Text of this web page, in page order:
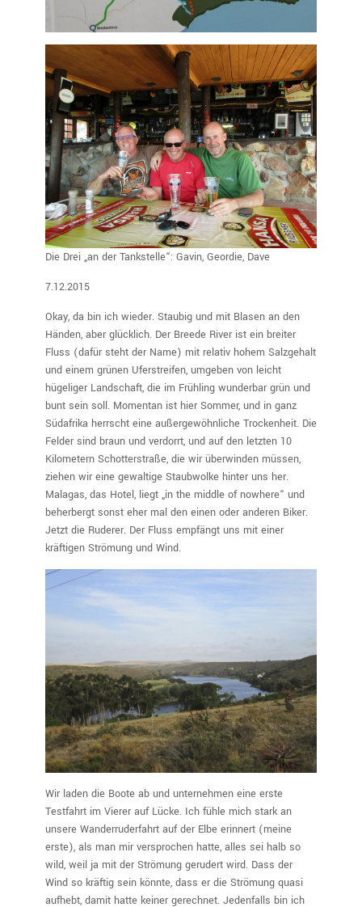
Die Drei „an der Tankstelle“: Gavin, Geordie, Dave
7.12.2015
Okay, da bin ich wieder. Staubig und mit Blasen an den
Händen, aber glücklich. Der Breede River ist ein breiter
Fluss (dafür steht der Name) mit relativ hohem Salzgehalt
und einem grünen Uferstreifen, umgeben von leicht
hügeliger Landschaft, die im Frühling wunderbar grün und
bunt sein soll. Momentan ist hier Sommer, und in ganz
Südafrika herrscht eine außergewöhnliche Trockenheit. Die
Felder sind braun und verdorrt, und auf den letzten 10
Kilometern Schotterstraße, die wir überwinden müssen,
ziehen wir eine gewaltige Staubwolke hinter uns her.
Malagas, das Hotel, liegt „in the middle of nowhere“ und
beherbergt sonst eher mal den einen oder anderen Biker.
Jetzt die Ruderer. Der Fluss empfängt uns mit einer
kräftigen Strömung und Wind.
Wir laden die Boote ab und unternehmen eine erste
Testfahrt im Vierer auf Lücke. Ich fühle mich stark an
unsere Wanderruderfahrt auf der Elbe erinnert (meine
erste), als man mir versprochen hatte, alles sei halb so
wild, weil ja mit der Strömung gerudert wird. Dass der
Wind so kräftig sein könnte, dass er die Strömung quasi
aufhebt, damit hatte keiner gerechnet. Jedenfalls bin ich